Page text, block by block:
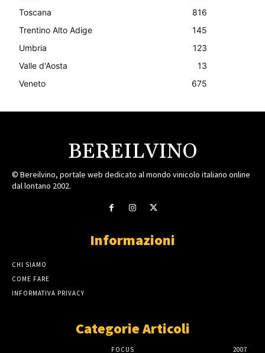
Toscana
816
Trentino Alto Adige
145
Umbria
123
Valle d'Aosta
13
Veneto
675
BEREILVINO
© Bereilvino, portale web dedicato al mondo vinicolo italiano online
dal lontano 2002.
Informazioni
CHI SIAMO
COME FARE
INFORMATIVA PRIVACY
Categorie Articoli
FOCUS 2007